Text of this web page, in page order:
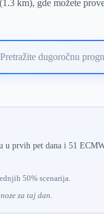
km), gde možete
u prvih pet dana i 51
50% scenarija.
za taj dan.